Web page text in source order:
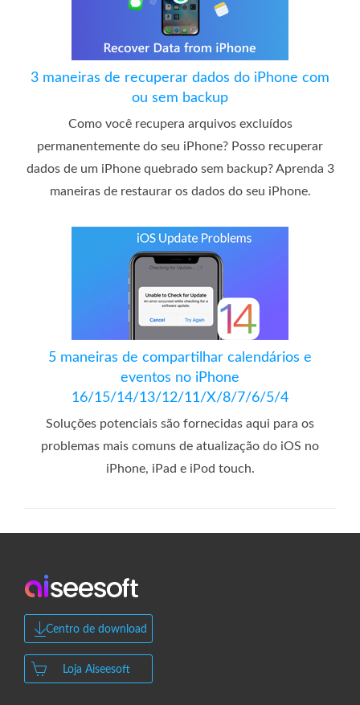
3 maneiras de recuperar dados do iPhone com
ou sem backup
Como você recupera arquivos excluídos
permanentemente do seu iPhone? Posso recuperar
dados de um iPhone quebrado sem backup? Aprenda 3
maneiras de restaurar os dados do seu iPhone.
5 maneiras de compartilhar calendários e
eventos no iPhone
16/15/14/13/12/11/X/8/7/6/5/4
Soluções potenciais são fornecidas aqui para os
problemas mais comuns de atualização do iOS no
iPhone, iPad e iPod touch.
Centro de download
Loja Aiseesoft